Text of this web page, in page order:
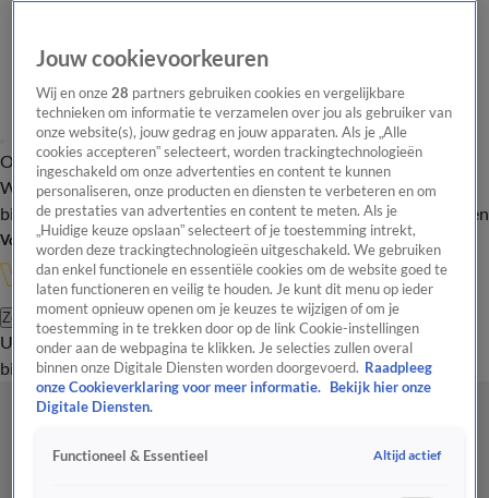
Overzicht Onze programma's Uitzendingen Onze gezichten
In de
WandelgangenInterviewsUitzending
bijwonenPodcastShopVeelgestelde vragenKijkersvraag insturen
Volg Vandaag Inside
Zoeken
UitzendingenVandaag InsideDe OranjezomerShopUitzending
bijwonen
Jouw cookievoorkeuren
Wij en onze28 partners gebruiken cookies en vergelijkbare
technieken om informatie te verzamelen over jou als gebruiker van
onze website(s), jouw gedrag en jouw apparaten. Als je „Alle
cookies accepteren” selecteert, worden trackingtechnologieën
ingeschakeld om onze advertenties en content te kunnen
personaliseren, onze producten en diensten te verbeteren en om
de prestaties van advertenties en content te meten. Als je
„Huidige keuze opslaan” selecteert of je toestemming intrekt,
worden deze trackingtechnologieën uitgeschakeld. We gebruiken
dan enkel functionele en essentiële cookies om de website goed te
laten functioneren en veilig te houden. Je kunt dit menu op ieder
moment opnieuw openen om je keuzes te wijzigen of om je
toestemming in te trekken door op de link Cookie-instellingen
onder aan de webpagina te klikken. Je selecties zullen overal
binnen onze Digitale Diensten worden doorgevoerd. Raadpleeg
onze Cookieverklaring voor meer informatie.
Bekijk hier onze
Digitale Diensten.
Functioneel & Essentieel Altijd actief